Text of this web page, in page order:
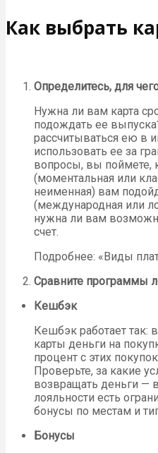
Как выбрать
Определитесь, для
Нужна ли вам карта
подождать ее
рассчитываться ею в
использовать ее за
вопросы, вы поймете,
(моментальная или
неименная) вам
(международная или
нужна ли вам
счет.
Подробнее: «Виды
Сравните программы
Кешбэк
Кешбэк работает так:
карты деньги на
процент с этих
Проверьте, за какие
возвращать деньги —
лояльности есть
бонусы по местам и
Бонусы